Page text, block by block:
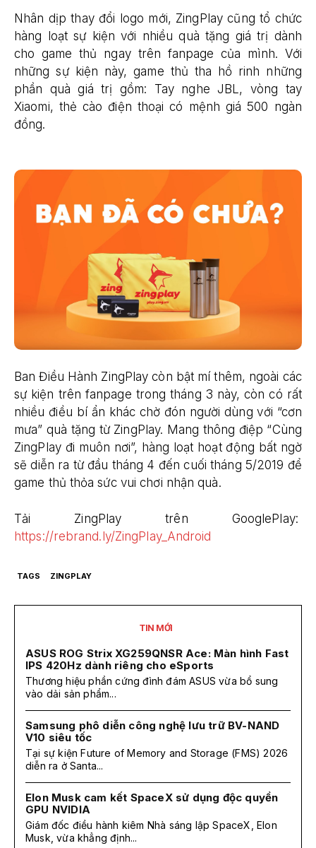
Nhân dịp thay đổi logo mới, ZingPlay cũng tổ chức
hàng loạt sự kiện với nhiều quà tặng giá trị dành
cho game thủ ngay trên fanpage của mình. Với
những sự kiện này, game thủ tha hồ rinh những
phần quà giá trị gồm: Tay nghe JBL, vòng tay
Xiaomi, thẻ cào điện thoại có mệnh giá 500 ngàn
đồng.
Ban Điều Hành ZingPlay còn bật mí thêm, ngoài các
sự kiện trên fanpage trong tháng 3 này, còn có rất
nhiều điều bí ẩn khác chờ đón người dùng với “cơn
mưa” quà tặng từ ZingPlay. Mang thông điệp “Cùng
ZingPlay đi muôn nơi”, hàng loạt hoạt động bất ngờ
sẽ diễn ra từ đầu tháng 4 đến cuối tháng 5/2019 để
game thủ thỏa sức vui chơi nhận quà.
Tải ZingPlay trên GooglePlay:
https://rebrand.ly/ZingPlay_Android
TAGS ZINGPLAY
TIN MỚI
ASUS ROG Strix XG259QNSR Ace: Màn hình Fast
IPS 420Hz dành riêng cho eSports
Thương hiệu phần cứng đình đám ASUS vừa bổ sung
vào dải sản phẩm...
Samsung phô diễn công nghệ lưu trữ BV-NAND
V10 siêu tốc
Tại sự kiện Future of Memory and Storage (FMS) 2026
diễn ra ở Santa...
Elon Musk cam kết SpaceX sử dụng độc quyền
GPU NVIDIA
Giám đốc điều hành kiêm Nhà sáng lập SpaceX, Elon
Musk, vừa khẳng định...